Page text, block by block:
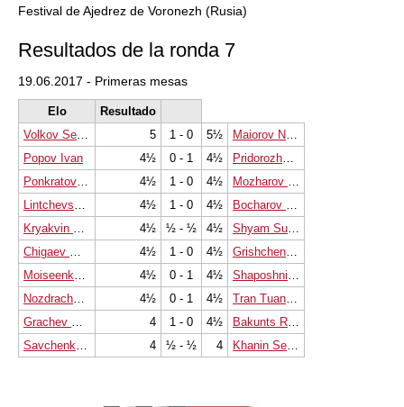
Festival de Ajedrez de Voronezh (Rusia)
Resultados de la ronda 7
19.06.2017 - Primeras mesas
Elo
Resultado
Volkov Sergey
5 1 - 0 5½
Maiorov Nikita
Popov Ivan
4½ 0 - 1 4½
Pridorozhni Aleksei
Ponkratov Pavel
4½ 1 - 0 4½
Mozharov Mikhail
Lintchevski Daniil
4½ 1 - 0 4½
Bocharov Dmitry
Kryakvin Dmitry
4½ ½ - ½ 4½
Shyam Sundar M.
Chigaev Maksim
4½ 1 - 0 4½
Grishchenko Sergey
Moiseenko Vadim
4½ 0 - 1 4½
Shaposhnikov Evgeny
Nozdrachev Leonid
4½ 0 - 1 4½
Tran Tuan Minh
Grachev Boris
4 1 - 0 4½
Bakunts Rafael
Savchenko Boris
4 ½ - ½ 4 Khanin Semen